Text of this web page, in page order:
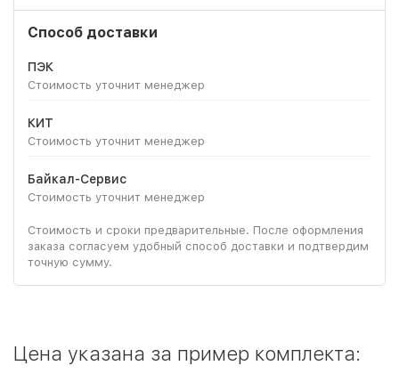
Способ доставки
ПЭК
Стоимость уточнит менеджер
КИТ
Стоимость уточнит менеджер
Байкал-Сервис
Стоимость уточнит менеджер
Стоимость и сроки предварительные. После оформления
заказа согласуем удобный способ доставки и подтвердим
точную сумму.
Цена указана за пример комплекта: